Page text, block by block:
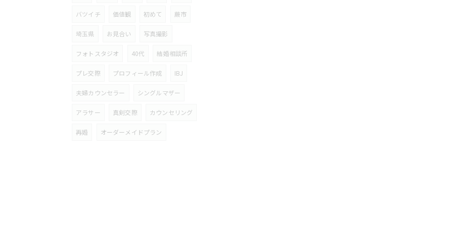
バツイチ 価値観 初めて 蕨市
埼玉県 お見合い 写真撮影
フォトスタジオ 40代 結婚相談所
プレ交際 プロフィール作成 IBJ
夫婦カウンセラー シングルマザー
アラサー 真剣交際 カウンセリング
再婚 オーダーメイドプラン